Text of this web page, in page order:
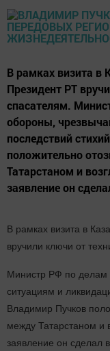
В рамках визита в
Президент РТ
спасателям.
обороны,
последствий
положительно
Татарстаном и
заявление он
В рамках визита в
вручили ключи от
Министр РФ по делам
ситуациям и
Владимир Пучков
между Татарстаном и
заявление он сделал